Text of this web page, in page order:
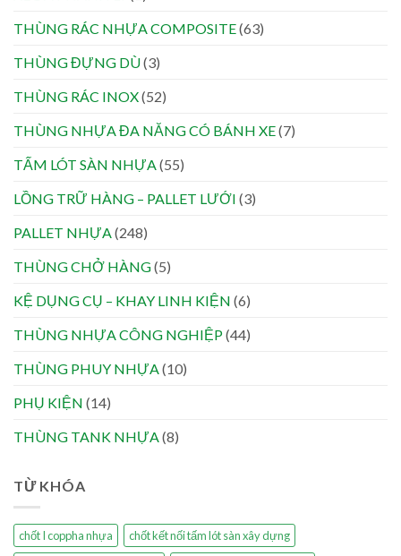
THÙNG RÁC NHỰA COMPOSITE(63)
THÙNG ĐỰNG DÙ(3)
THÙNG RÁC INOX(52)
THÙNG NHỰA ĐA NĂNG CÓ BÁNH XE(7)
TẤM LÓT SÀN NHỰA (55)
LỒNG TRỮ HÀNG – PALLET LƯỚI (3)
PALLET NHỰA (248)
THÙNG CHỞ HÀNG(5)
KỆ DỤNG CỤ – KHAY LINH KIỆN (6)
THÙNG NHỰA CÔNG NGHIỆP(44)
THÙNG PHUY NHỰA (10)
PHỤ KIỆN (14)
THÙNG TANK NHỰA (8)
TỪ KHÓA
chốt I coppha nhựa
chốt kết nối tấm lót sàn xây dựng